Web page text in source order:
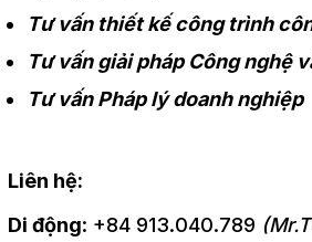
Tư vấn thiết kế công trình
Tư vấn giải pháp Công nghệ
Tư vấn Pháp lý doanh nghiệp
Liên hệ:
Di động: +84 913.040.789